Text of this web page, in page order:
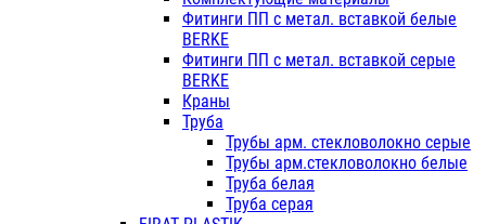
Фитинги ПП с метал. вставкой белые
BERKE
Фитинги ПП с метал. вставкой серые
BERKE
Краны
Труба
Трубы арм. стекловолокно серые
Трубы арм.стекловолокно белые
Труба белая
Труба серая